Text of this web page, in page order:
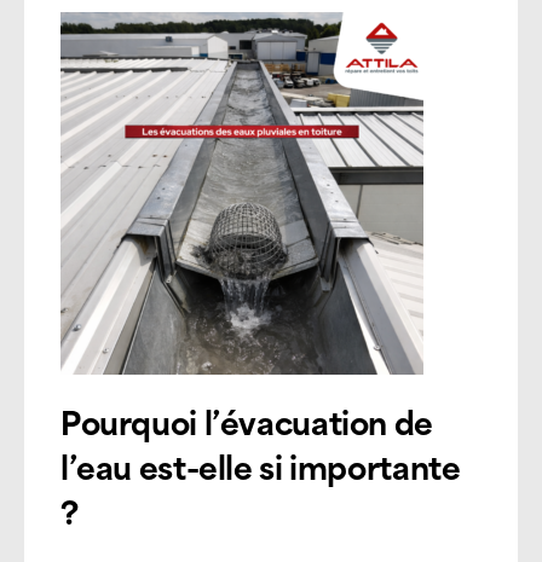
Pourquoi l’évacuation de
l’eau est-elle si importante
?